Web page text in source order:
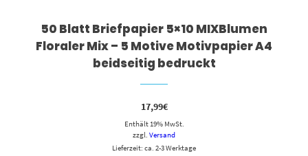
50 Blatt Briefpapier 5×10 MIXBlumen
Floraler Mix – 5 Motive Motivpapier A4
beidseitig bedruckt
17,99€
Enthält 19% MwSt.
zzgl. Versand
Lieferzeit: ca. 2-3 Werktage